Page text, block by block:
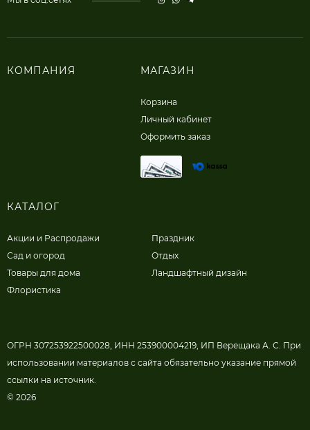
КОМПАНИЯ МАГАЗИН
Корзина
Личный кабинет
Оформить заказ
КАТАЛОГ
Акции и Распродажи
Сад и огород
Товары для дома
Флористика
Праздник
Отдых
Ландшафтный дизайн
ОГРН 307253922500028, ИНН 253900004219, ИП Верещака А. С. При
использовании материалов с сайта обязательно указание прямой
ссылки на источник.
© 2026